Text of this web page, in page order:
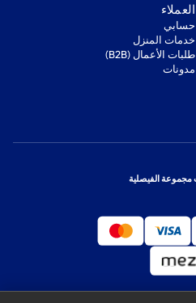
‫العملاء‬
‫حسابي‬
‫خدمات المنزل‬
‫طلبات الأعمال (B2B)‬
مدونات